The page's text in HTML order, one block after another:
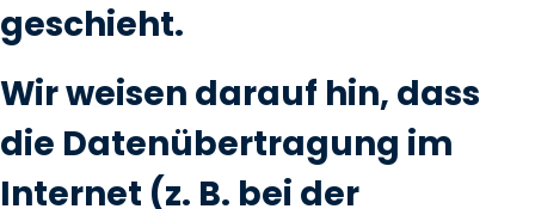
geschieht.
Wir weisen darauf hin, dass
die Datenübertragung im
Internet (z. B. bei der